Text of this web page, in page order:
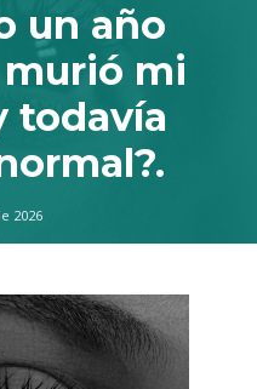
un año
mi
todavía
2026